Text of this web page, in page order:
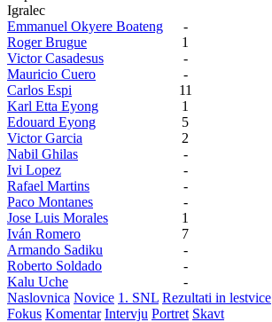
Igralec
Emmanuel Okyere Boateng
-
Roger Brugue
1
Victor Casadesus
-
Mauricio Cuero
-
Carlos Espi
11
Karl Etta Eyong
1
Edouard Eyong
5
Victor Garcia
2
Nabil Ghilas
-
Ivi Lopez
-
Rafael Martins
-
Paco Montanes
-
Jose Luis Morales
1
Iván Romero
7
Armando Sadiku
-
Roberto Soldado
-
Kalu Uche
-
Naslovnica Novice 1. SNL Rezultati in lestvice
Fokus Komentar Intervju Portret Skavt